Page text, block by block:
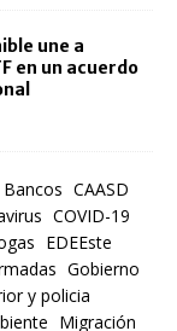
une a
en un acuerdo
Bancos CAASD
COVID-19
EDEEste
Gobierno
y policia
Migración